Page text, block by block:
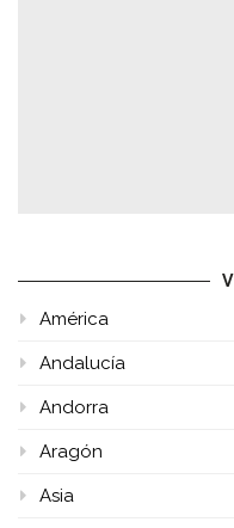
América
Andalucía
Andorra
Aragón
Asia